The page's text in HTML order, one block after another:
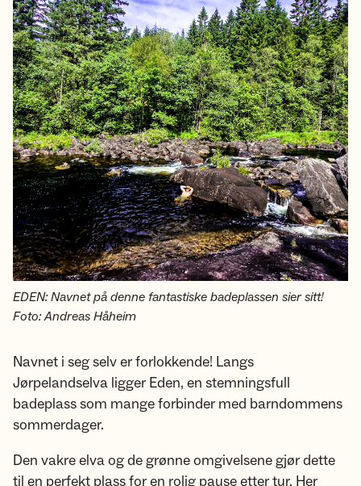
EDEN: Navnet på denne fantastiske badeplassen sier sitt!
Foto: Andreas Håheim
Navnet i seg selv er forlokkende! Langs
Jørpelandselva ligger Eden, en stemningsfull
badeplass som mange forbinder med barndommens
sommerdager.
Den vakre elva og de grønne omgivelsene gjør dette
til en perfekt plass for en rolig pause etter tur. Her